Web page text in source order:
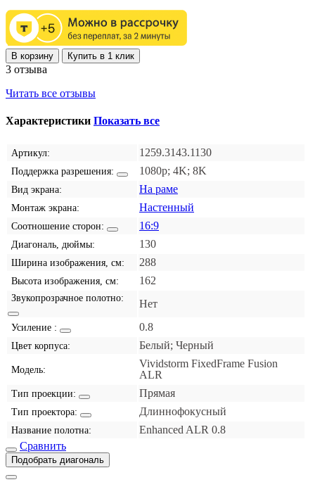
В корзину Купить в 1 клик
3 отзыва
Читать все отзывы
Характеристики Показать все
Артикул: 1259.3143.1130
Поддержка разрешения: 1080p; 4K; 8K
Вид экрана: На раме
Монтаж экрана: Настенный
Соотношение сторон: 16:9
Диагональ, дюймы: 130
Ширина изображения, см: 288
Высота изображения, см: 162
Звукопрозрачное полотно: Нет
Усиление : 0.8
Цвет корпуса: Белый; Черный
Модель:
Vividstorm FixedFrame Fusion
ALR
Тип проекции: Прямая
Тип проектора: Длиннофокусный
Название полотна:
Enhanced ALR 0.8
Сравнить
Подобрать диагональ